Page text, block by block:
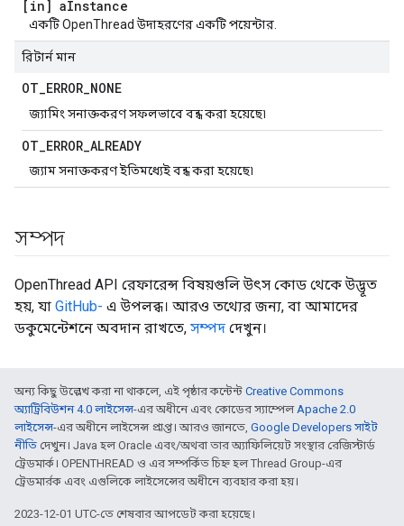
[in] aInstance
একটি OpenThread উদাহরণের একটি পয়েন্টার.
রিটার্ন মান
OT_ERROR_NONE
জ্যামিং সনাক্তকরণ সফলভাবে বন্ধ করা হয়েছে৷
OT_ERROR_ALREADY
জ্যাম সনাক্তকরণ ইতিমধ্যেই বন্ধ করা হয়েছে৷
সম্পদ
OpenThread API রেফারেন্স বিষয়গুলি উৎস কোড থেকে উদ্ভূত
হয়, যা GitHub- এ উপলব্ধ। আরও তথ্যের জন্য, বা আমাদের
ডকুমেন্টেশনে অবদান রাখতে, সম্পদ দেখুন।
অন্য কিছু উল্লেখ করা না থাকলে, এই পৃষ্ঠার কন্টেন্ট Creative Commons
অ্যাট্রিবিউশন 4.0 লাইসেন্স-এর অধীনে এবং কোডের স্যাম্পেলApache 2.0
লাইসেন্স-এর অধীনে লাইসেন্স প্রাপ্ত। আরও জানতে, Google Developers সাইট
নীতি দেখুন। Java হল Oracle এবং/অথবা তার অ্যাফিলিয়েট সংস্থার রেজিস্টার্ড
ট্রেডমার্ক। OPENTHREAD ও এর সম্পর্কিত চিহ্ন হল Thread Group-এর
ট্রেডমার্রক এবং এগুলিকে লাইসেন্সের অধীনে ব্যবহার করা হয়।
2023-12-01 UTC-তে শেষবার আপডেট করা হয়েছে।